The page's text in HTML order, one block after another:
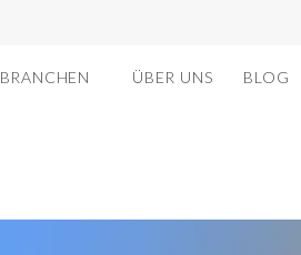
BRANCHEN ÜBER UNS BLOG